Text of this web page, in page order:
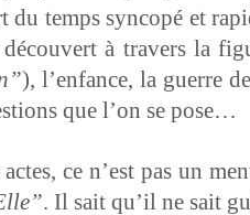
du temps syn­copé et
à tra­vers la
), l’en­fance, la guerre
que l’on se pose…
ce n’est pas un
. Il sait qu’il ne sait